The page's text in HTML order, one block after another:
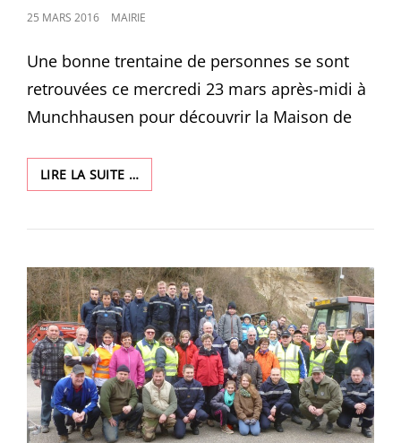
POSTED
25 MARS 2016 MAIRIE
Une bonne trentaine de personnes se sont
retrouvées ce mercredi 23 mars après-midi à
Munchhausen pour découvrir la Maison de
LIRE LA SUITE …LES
AÎNÉS
MOTHERN
DE
MUNCHHAUSEN
À
LA
MAISON
DE
LA
NATURE.